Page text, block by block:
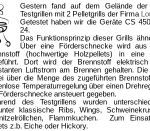
Gestern fand auf dem Gelände
Testgrillen mit 2 Pelletgrills der Firma
Getestet haben wir die Geräte CS
24.
Das Funktionsprinzip dieser Grills
Über eine Förderschnecke wird aus
(hochwertige Holzpellets) in
Dort wird der Brennstoff
Luftstrom am Brennen gehalten.
über die Menge des zugeführten
Temperaturregelung über einen
ansteuert gegeben.
des Testgrillens wurden
klassische Ribs, Wings,
Flammkuchen. Zum
z.b. Eiche oder Hickory.